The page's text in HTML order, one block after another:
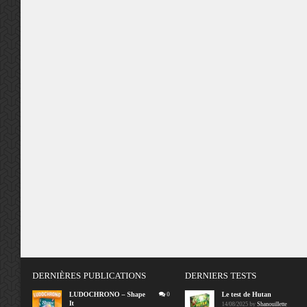
DERNIÈRES PUBLICATIONS
LUDOCHRONO – Shape
It
0
DERNIERS TESTS
Le test de Hutan
14/08/2025 by Shanouillette